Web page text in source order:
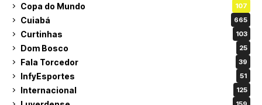
Copa do Mundo 107
Cuiabá 665
Curtinhas 103
Dom Bosco 25
Fala Torcedor 39
InfyEsportes 51
Internacional 125